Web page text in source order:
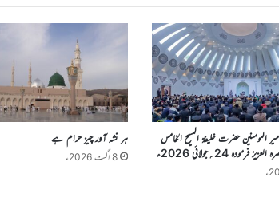
المومنین حضرت خلیفۃ المسیح الخامس
فرمودہ 24؍جولائی 2026ء
ہر نشہ آور چیز حرام ہے
8 اگست 2026ء